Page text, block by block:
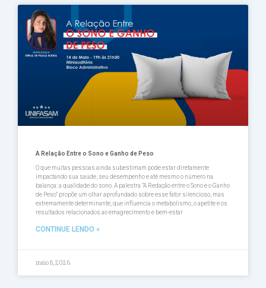
A Relação Entre o Sono e Ganho de Peso
O que muitas pessoas ainda subestimam pode estar diretamente
impactando sua saúde, seu desempenho e até mesmo o número na
balança: a qualidade do sono. A palestra ”A Redação entre o Sono e o Ganho
de Peso” propõe um olhar aprofundado sobre esse fator silencioso, mas
extremamente determinante, que influencia o metabolismo, o apetite e os
resultados relacionados ao emagrecimento e bem-estar
CONTINUE LENDO »
maio 8, 2026